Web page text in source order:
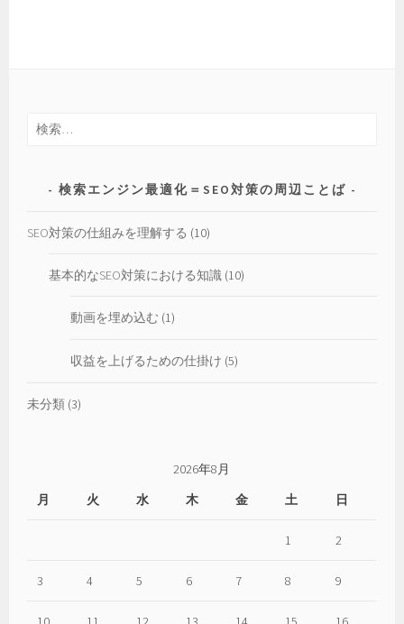
製
検
検索エンジン最適化＝SEO対策の周辺ことば
SEO対策の仕組みを理解する (10)
基本的なSEO対策における知識 (10)
動画を埋め込む (1)
収益を上げるための仕掛け (5)
未分類 (3)
2026年8月
月
火 水 木 金 土 日
1 2
3 4 5 6 7 8 9